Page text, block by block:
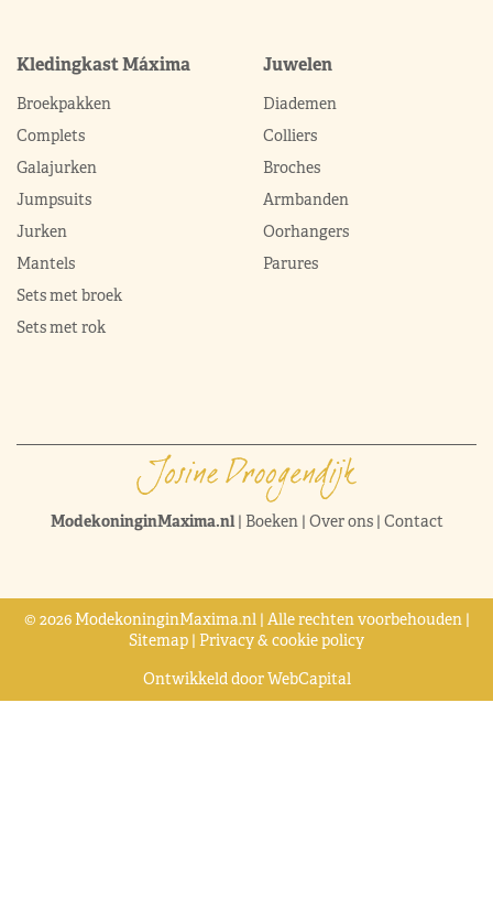
Kledingkast Máxima
Broekpakken
Complets
Galajurken
Jumpsuits
Jurken
Mantels
Sets met broek
Sets met rok
Juwelen
Diademen
Colliers
Broches
Armbanden
Oorhangers
Parures
ModekoninginMaxima.nl| Boeken| Over ons| Contact
© 2026 ModekoninginMaxima.nl | Alle rechten voorbehouden |
Sitemap | Privacy & cookie policy
Ontwikkeld doorWebCapital